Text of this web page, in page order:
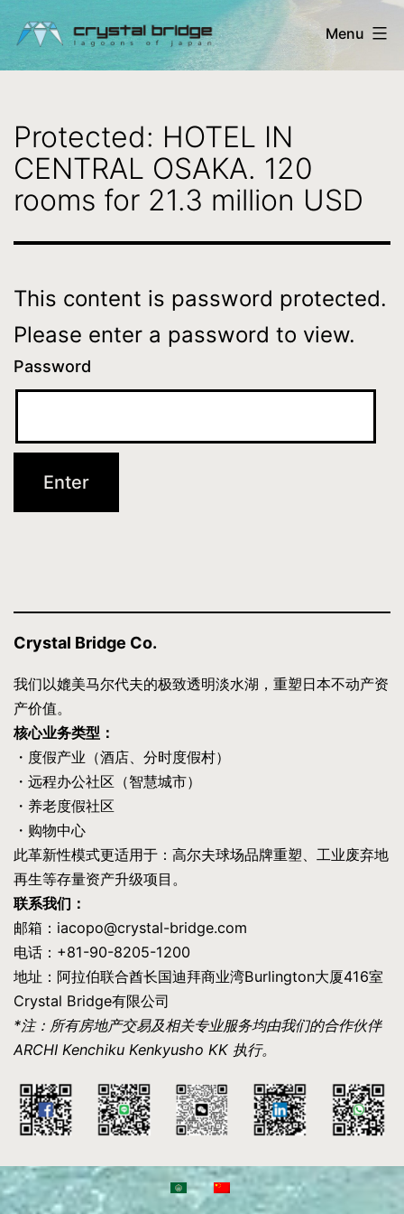
content
Ltd.
-
lagoons
Menu
Protected: HOTEL IN
CENTRAL OSAKA. 120
rooms for 21.3 million USD
This content is password protected.
Please enter a password to view.
Password
Crystal Bridge Co.
我们以媲美马尔代夫的极致透明淡水湖，重塑日本不动产资
产价值。
核心业务类型：
・度假产业（酒店、分时度假村）
・远程办公社区（智慧城市）
・养老度假社区
・购物中心
此革新性模式更适用于：高尔夫球场品牌重塑、工业废弃地
再生等存量资产升级项目。
联系我们：
邮箱：iacopo@crystal-bridge.com
电话：+81-90-8205-1200
地址：阿拉伯联合酋长国迪拜商业湾Burlington大厦416室
Crystal Bridge有限公司
*注：所有房地产交易及相关专业服务均由我们的合作伙伴
ARCHI Kenchiku Kenkyusho KK 执行。